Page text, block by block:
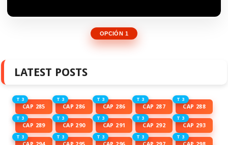
OPCIÓN 1
LATEST POSTS
T 3
CAP 285
T 3
CAP 286
T 3
CAP 286
T 3
CAP 287
T 3
CAP 288
T 3
CAP 289
T 3
CAP 290
T 3
CAP 291
T 3
CAP 292
T 3
CAP 293
T 3 T 3 T 3 T 3 T 3